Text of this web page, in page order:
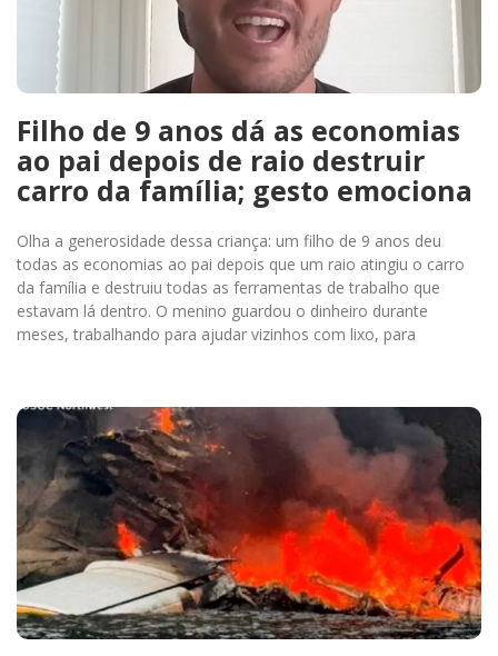
Filho de 9 anos dá as economias
ao pai depois de raio destruir
carro da família; gesto emociona
Olha a generosidade dessa criança: um filho de 9 anos deu
todas as economias ao pai depois que um raio atingiu o carro
da família e destruiu todas as ferramentas de trabalho que
estavam lá dentro. O menino guardou o dinheiro durante
meses, trabalhando para ajudar vizinhos com lixo, para